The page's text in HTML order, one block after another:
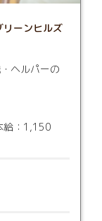
ーンヒルズ
ヘルパーの
給：1,150